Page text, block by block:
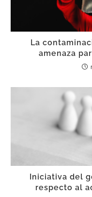
La
amenaza
Iniciativa del
respecto al